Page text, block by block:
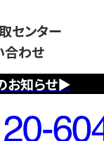
お知らせ▶
センター
合わせ